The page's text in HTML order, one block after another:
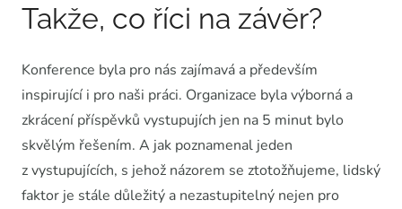
Takže, co říci na závěr?
Konference byla pro nás zajímavá a především
inspirující i pro naši práci. Organizace byla výborná a
zkrácení příspěvků vystupujích jen na 5 minut bylo
skvělým řešením. A jak poznamenal jeden
z vystupujících, s jehož názorem se ztotožňujeme, lidský
faktor je stále důležitý a nezastupitelný nejen pro